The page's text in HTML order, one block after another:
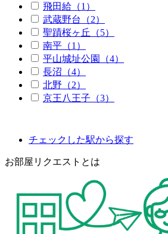
飛田給（1）
武蔵野台（2）
聖蹟桜ヶ丘（5）
南平（1）
平山城址公園（4）
長沼（4）
北野（2）
京王八王子（3）
チェックした駅から探す
お部屋リクエストとは